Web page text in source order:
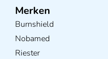
Merken
Burnshield
Nobamed
Riester